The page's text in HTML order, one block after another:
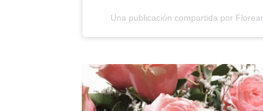
Una publicación compartida por